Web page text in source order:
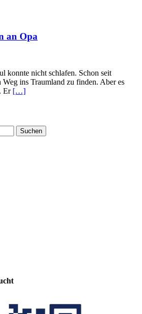
an Opa
konnte nicht schlafen. Schon seit
Weg ins Traumland zu finden. Aber es
Er […]